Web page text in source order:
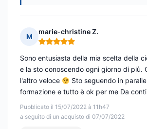
M
marie-christine Z.
Nota: 5 su 5
Pubblicato il 15/07/2022 à 11h47
a seguito di un acquisto di 07/07/2022
Sono entusiasta della mia scelta della
e la sto conoscendo ogni giorno di più.
l'altro veloce
Sto seguendo in
formazione e tutto è ok per me Da